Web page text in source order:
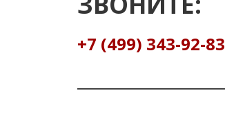
+7 (499) 343-92-83